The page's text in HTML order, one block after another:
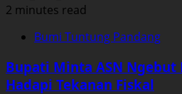
2 minutes read
Bumi Tuntung Pandang
Bupati Minta ASN Ngebut
Hadapi Tekanan Fiskal